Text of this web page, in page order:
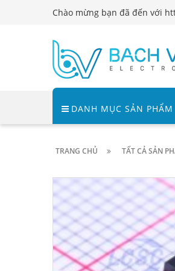
Chào mừng bạn đã đến với
DANH MỤC SẢN PHẨM
TRANG CHỦ TẤT CẢ SẢN